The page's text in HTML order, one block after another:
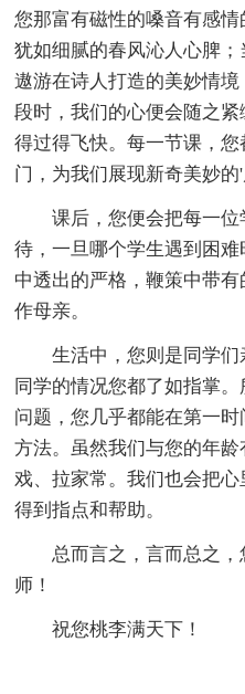
您那富有磁性的嗓音有感
犹如细腻的春风沁人心脾
遨游在诗人打造的美妙情
段时，我们的心便会随之
得过得飞快。每一节课，
门，为我们展现新奇美妙的
课后，您便会把每一
待，一旦哪个学生遇到困
中透出的严格，鞭策中带
作母亲。
生活中，您则是同学
同学的情况您都了如指掌
问题，您几乎都能在第一
方法。虽然我们与您的年
戏、拉家常。我们也会把
得到指点和帮助。
总而言之，言而总之
师！
祝您桃李满天下！